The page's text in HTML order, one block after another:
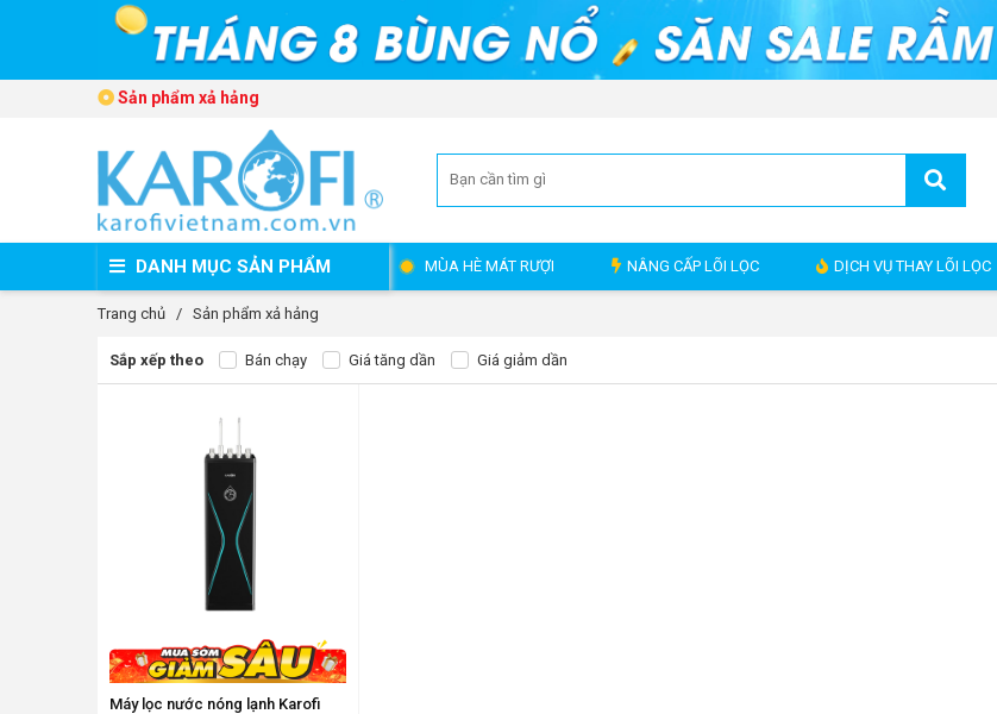
Sản phẩm xả hảng
DANH MỤC SẢN PHẨM MÙA HÈ MÁT RƯỢI NÂNG CẤP LÕI LỌC DỊCH VỤ THAY LÕI LỌC
Trang chủ / Sản phẩm xả hảng
Sắp xếp theo Bán chạy Giá tăng dần Giá giảm dần
Máy lọc nước nóng lạnh Karofi